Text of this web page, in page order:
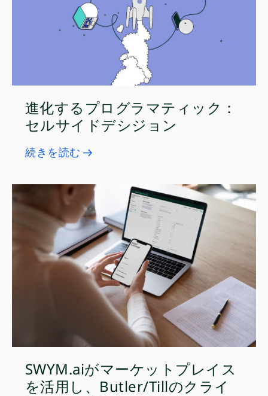
進化するプログラマティック：
セルサイドデシジョン
続きを読む
SWYM.aiがマーケットプレイス
を活用し、Butler/Tillのクライ